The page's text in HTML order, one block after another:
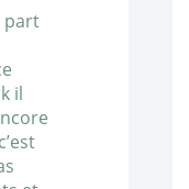
part
il